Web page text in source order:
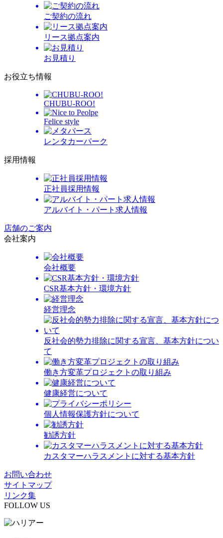
ご契約の流れ
リース拠点案内
お見積り
お役立ち情報
CHUBU-ROO!
Felice style
レンタカーパーク
採用情報
正社員採用情報
アルバイト・パート求人情報
店舗のご案内
会社案内
会社概要
CSR基本方針・環境方針
経営理念
反社会的勢力排除に関する宣言、基本方針につい
て
働き方変革プロジェクトの取り組み
健康経営について
個人情報保護方針について
勧誘方針
カスタマーハラスメントに対する基本方針
お問い合わせ
サイトマップ
リンク集
FOLLOW US